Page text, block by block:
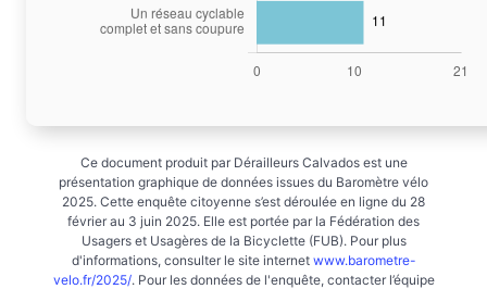
Ce document produit par Dérailleurs Calvados est une
présentation graphique de données issues du Baromètre vélo
2025. Cette enquête citoyenne s’est déroulée en ligne du 28
février au 3 juin 2025. Elle est portée par la Fédération des
Usagers et Usagères de la Bicyclette (FUB). Pour plus
d'informations, consulter le site internet www.barometre-
velo.fr/2025/. Pour les données de l'enquête, contacter l’équipe